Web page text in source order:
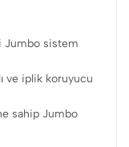
Jumbo sistem
ve iplik koruyucu
sahip Jumbo